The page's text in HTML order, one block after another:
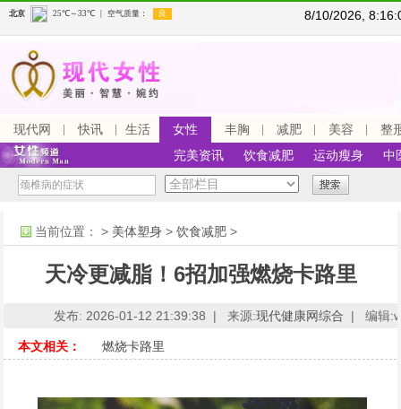
8/10/2026,
现代网 快讯 生活 女性 丰胸 减肥 美容
整
完美资讯
饮食减肥 运动瘦身 中
当前位置： > 美体塑身 >饮食减肥 >
天冷更减脂！6招加强燃烧卡路里
发布: 2026-01-12 21:39:38 | 来源:现代健康网综合 | 编辑
本文相关： 燃烧卡路里